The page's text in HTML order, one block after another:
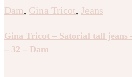
Dam, Gina Tricot, Jeans
Gina Tricot – Satorial tall jeans
– 32 – Dam